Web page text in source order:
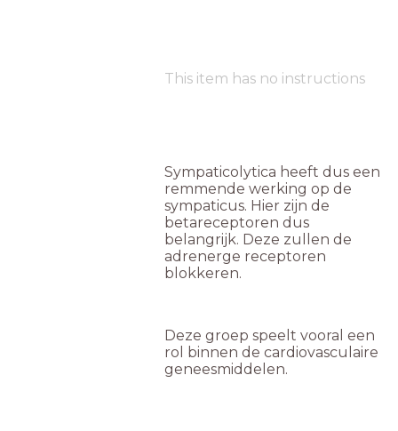
This item has no instructions
Sympaticolytica heeft dus een
remmende werking op de
sympaticus. Hier zijn de
betareceptoren dus
belangrijk. Deze zullen de
adrenerge receptoren
blokkeren.
Deze groep speelt vooral een
rol binnen de cardiovasculaire
geneesmiddelen.